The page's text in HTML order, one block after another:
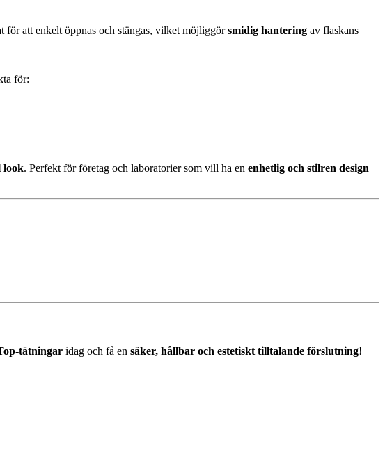
för att enkelt öppnas och stängas, vilket möjliggörsmidig hantering av flaskans
för:
look. Perfekt för företag och laboratorier som vill ha en enhetlig och stilren design
tätningar idag och få en säker, hållbar och estetiskt tilltalande förslutning!